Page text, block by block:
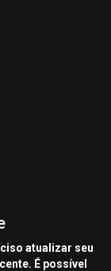
atualizar seu
É possível